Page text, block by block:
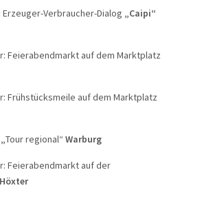
Erzeuger-Verbraucher-Dialog „Caipi“
Feierabendmarkt auf dem Marktplatz
Frühstücksmeile auf dem Marktplatz
„Tour regional“ Warburg
Feierabendmarkt auf der